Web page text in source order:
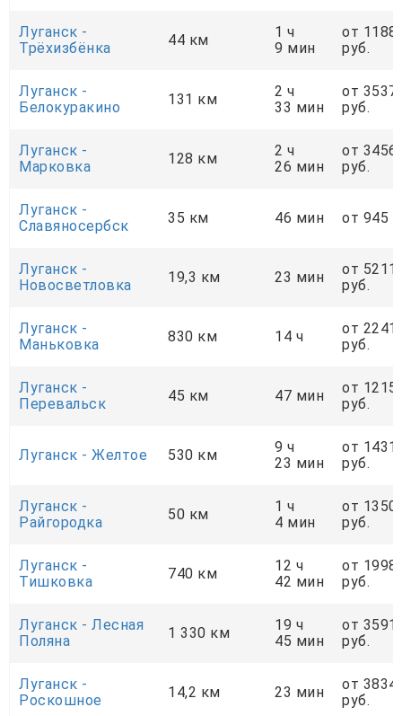
Луганск -
Трёхизбёнка
44 км
1 ч
9 мин
от 1188
руб.
Луганск -
Белокуракино
131 км
2 ч
33 мин
от 3537
руб.
Луганск -
Марковка
128 км
2 ч
26 мин
от 3456
руб.
Луганск -
Славяносербск
35 км 46 мин от 945
Луганск -
Новосветловка
19,3 км 23 мин
от 5211
руб.
Луганск -
Маньковка
830 км 14 ч
от
руб.
Луганск -
Перевальск
45 км 47 мин
от 1215
руб.
Луганск - Желтое 530 км
9 ч
23 мин
от
руб.
Луганск -
Райгородка
50 км
1 ч
4 мин
от 1350
руб.
Луганск -
Тишковка
740 км
12 ч
42 мин
от
руб.
Луганск - Лесная
Поляна
1 330 км
19 ч
45 мин
от
руб.
Луганск -
Роскошное
14,2 км 23 мин
от 3834
руб.